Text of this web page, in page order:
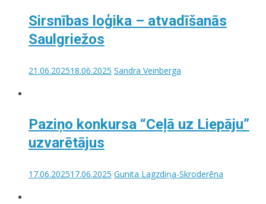
Sirsnības loģika – atvadīšanās
Saulgriežos
21.06.202518.06.2025 Sandra Veinberga
Paziņo konkursa “Ceļā uz Liepāju”
uzvarētājus
17.06.202517.06.2025 Gunita Lagzdiņa-Skroderēna